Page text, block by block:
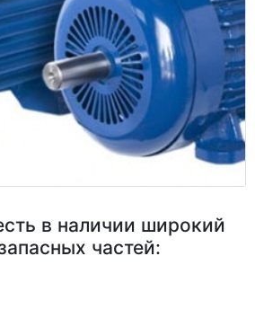
в наличии широкий
частей: